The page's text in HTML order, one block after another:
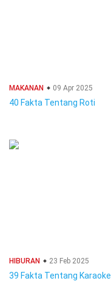
MAKANAN 09 Apr 2025
40 Fakta Tentang Roti
HIBURAN 23 Feb 2025
39 Fakta Tentang Karaoke